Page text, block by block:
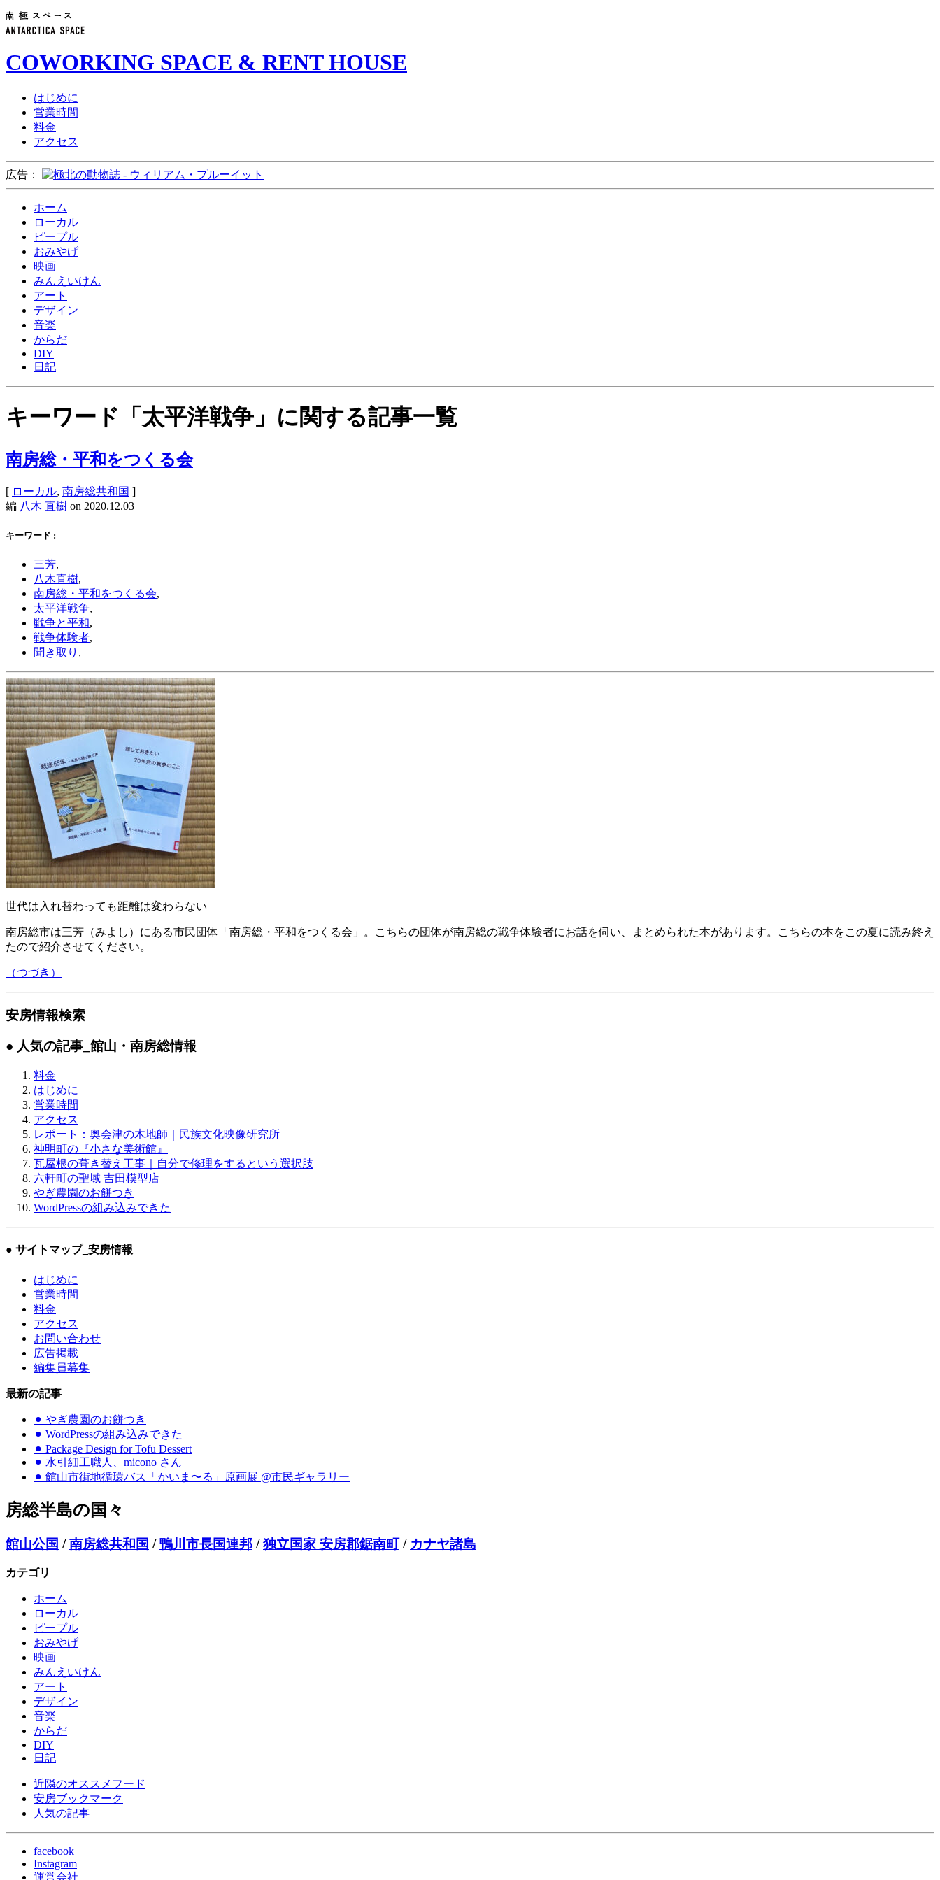
COWORKING SPACE & RENT HOUSE
はじめに
営業時間
料金
アクセス
広告：
ホーム
ローカル
ピープル
おみやげ
映画
みんえいけん
アート
デザイン
音楽
からだ
DIY
日記
キーワード「太平洋戦争」に関する記事一覧
南房総・平和をつくる会
[ ローカル, 南房総共和国 ]
編 八木 直樹 on 2020.12.03
キーワード :
三芳,
八木直樹,
南房総・平和をつくる会,
太平洋戦争,
戦争と平和,
戦争体験者,
聞き取り ,
世代は入れ替わっても距離は変わらない
南房総市は三芳（みよし）にある市民団体「南房総・平和をつくる会」。こちらの団体が南房総の戦争体験者にお話を伺い、まとめられた本があります。こちらの本をこの夏に読み終え
たので紹介させてください。
（つづき）
安房情報検索
● 人気の記事 _館山・南房総情報
料金
はじめに
営業時間
アクセス
レポート：奥会津の木地師｜民族文化映像研究所
神明町の『小さな美術館』
瓦屋根の葺き替え工事｜自分で修理をするという選択肢
六軒町の聖域 吉田模型店
やぎ農園のお餅つき
WordPressの組み込みできた
● サイトマップ_安房情報
はじめに
営業時間
料金
アクセス
お問い合わせ
広告掲載
編集員募集
最新の記事
⚫︎ やぎ農園のお餅つき
⚫︎ WordPressの組み込みできた
⚫︎ Package Design for Tofu Dessert
⚫︎ 水引細工職人、micono さん
⚫︎ 館山市街地循環バス「かいま〜る」原画展 @市民ギャラリー
房総半島の国々
館山公国 /南房総共和国 /鴨川市長国連邦 /独立国家 安房郡鋸南町/ カナヤ諸島
カテゴリ
ホーム
ローカル
ピープル
おみやげ
映画
みんえいけん
アート
デザイン
音楽
からだ
DIY
日記
近隣のオススメフード
安房ブックマーク
人気の記事
facebook
Instagram
運営会社